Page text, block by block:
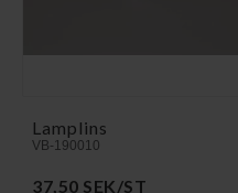
Lamplins
VB-190010
37,50 SEK/ST